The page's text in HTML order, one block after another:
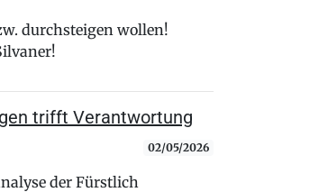
durchsteigen wollen!
trifft Verantwortung
02/05/2026
der Fürstlich